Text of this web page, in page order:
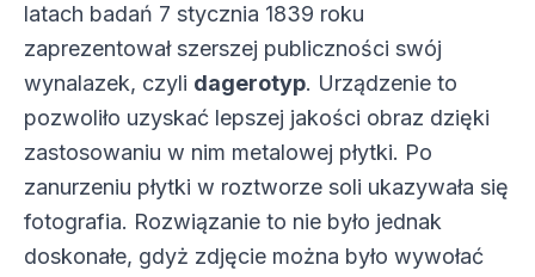
latach badań 7 stycznia 1839 roku
zaprezentował szerszej publiczności swój
wynalazek, czyli dagerotyp. Urządzenie to
pozwoliło uzyskać lepszej jakości obraz dzięki
zastosowaniu w nim metalowej płytki. Po
zanurzeniu płytki w roztworze soli ukazywała się
fotografia. Rozwiązanie to nie było jednak
doskonałe, gdyż zdjęcie można było wywołać